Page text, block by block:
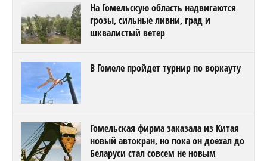
На Гомельскую область надвигаются
грозы, сильные ливни, град и
шквалистый ветер
В Гомеле пройдет турнир по воркауту
Гомельская фирма заказала из Китая
новый автокран, но пока он доехал до
Беларуси стал совсем не новым